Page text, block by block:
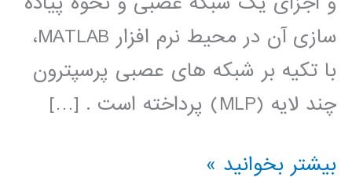
سازی آن در محیط نرم افزار MATLAB،
با تکیه بر شبکه های عصبی پرسپترون
چند لایه (MLP) پرداخته است . […]
آموزش
بیشتر بخوانید »